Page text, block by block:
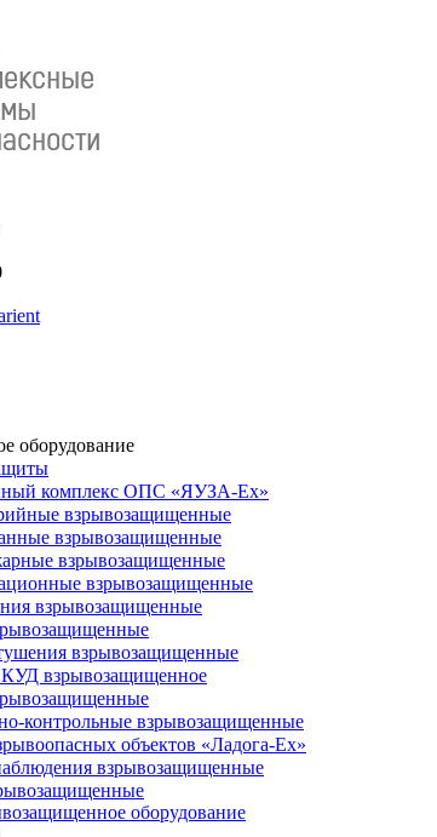
оборудование
комплекс ОПС «ЯУЗА-Ех»
взрывозащищенные
взрывозащищенные
взрывозащищенные
взрывозащищенные
взрывозащищенные
взрывозащищенные
взрывозащищенное
контрольные взрывозащищенные
объектов «Ладога-Ex»
взрывозащищенные
оборудование